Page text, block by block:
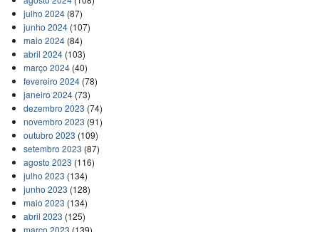
julho 2024(87)
junho 2024(107)
maio 2024(84)
abril 2024(103)
março 2024(40)
fevereiro 2024(78)
janeiro 2024(73)
dezembro 2023 (74)
novembro 2023 (91)
outubro 2023 (109)
setembro 2023 (87)
agosto 2023 (116)
julho 2023 (134)
junho 2023 (128)
maio 2023 (134)
abril 2023 (125)